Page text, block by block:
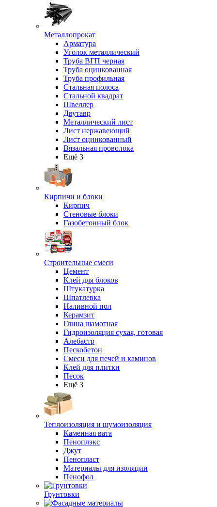
Металлопрокат
Арматура
Уголок металлический
Труба ВГП черная
Труба оцинкованная
Труба профильная
Стальная полоса
Стальной квадрат
Швеллер
Двутавр
Металлический лист
Лист нержавеющий
Лист оцинкованный
Вязальная проволока
Ещё 3
Кирпичи и блоки
Кирпич
Стеновые блоки
Газобетонный блок
Строительные смеси
Цемент
Клей для блоков
Штукатурка
Шпатлевка
Наливной пол
Керамзит
Глина шамотная
Гидроизоляция сухая, готовая
Алебастр
Пескобетон
Смеси для печей и каминов
Клей для плитки
Песок
Ещё 3
Теплоизоляция и шумоизоляция
Каменная вата
Пеноплэкс
Джут
Пенопласт
Материалы для изоляции
Пенофол
Грунтовки